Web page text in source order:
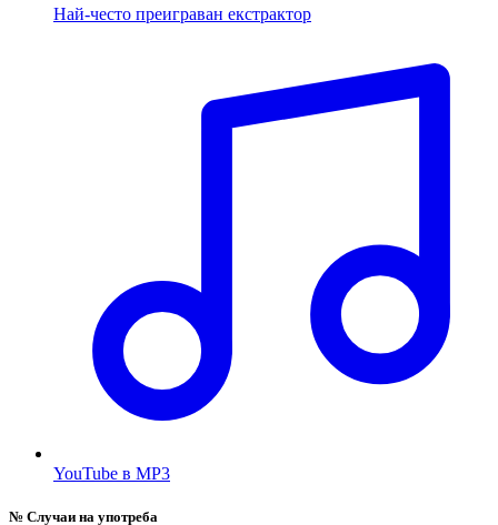
Най-често преиграван екстрактор
YouTube в MP3
№ Случаи на употреба